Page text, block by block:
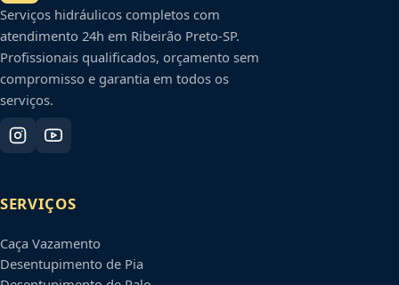
Serviços hidráulicos completos com
atendimento 24h em Ribeirão Preto-SP.
Profissionais qualificados, orçamento sem
compromisso e garantia em todos os
serviços.
SERVIÇOS
Caça Vazamento
Desentupimento de Pia